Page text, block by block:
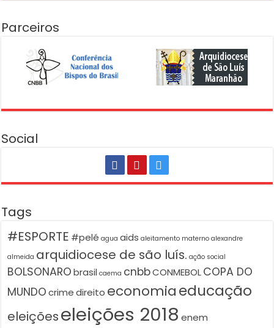
Parceiros
Social
Tags
#ESPORTE #pelé agua aids aleitamento materno alexandre
almeida arquidiocese de são luís. ação social
BOLSONARO brasil caema cnbbCONMEBOLCOPA DO
MUNDO crime direito economiaeducação
eleiçõeseleições 2018 enem